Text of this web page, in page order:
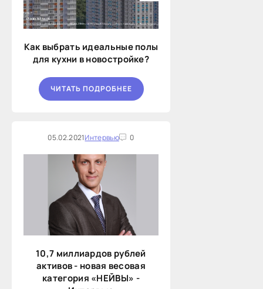
Как выбрать идеальные полы
для кухни в новостройке?
ЧИТАТЬ ПОДРОБНЕЕ
05.02.2021Интервью 0
10,7 миллиардов рублей
активов - новая весовая
категория «НЕЙВЫ» -